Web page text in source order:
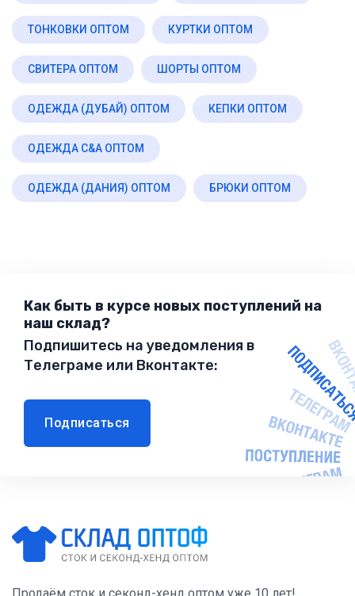
ТОНКОВКИ ОПТОМ КУРТКИ ОПТОМ
СВИТЕРА ОПТОМ ШОРТЫ ОПТОМ
ОДЕЖДА (ДУБАЙ) ОПТОМ КЕПКИ ОПТОМ
ОДЕЖДА C&A ОПТОМ
ОДЕЖДА (ДАНИЯ) ОПТОМ БРЮКИ ОПТОМ
Как быть в курсе новых поступлений на
наш склад?
Подпишитесь на уведомления в
Телеграме или Вконтакте:
Подписаться
Продаём сток и секонд-хенд оптом уже 10 лет!